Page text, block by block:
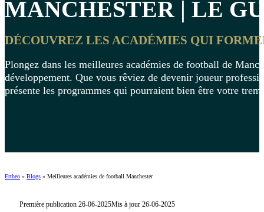
MANCHESTER | LE
DÉCOUVREZ LES ACADÉMIES QUI
Plongez dans les meilleures académies de football de
développement. Que vous rêviez de devenir joueur
présente les programmes qui pourraient bien être votre
Ertheo » Blogs » Meilleures académies de football Manchester
Première publication 26-06-2025Mis à jour 26-06-2025